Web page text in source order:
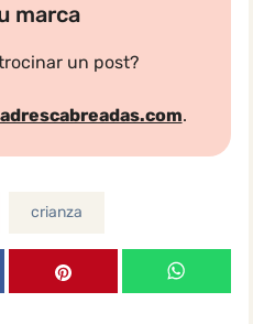
marca
un post?
.
crianza